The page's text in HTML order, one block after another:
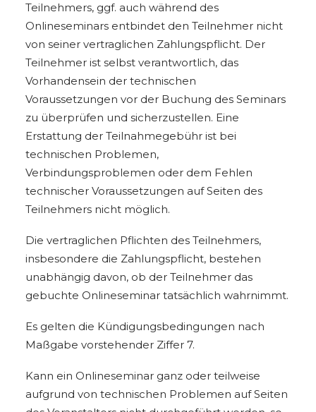
Teilnehmers, ggf. auch während des
Onlineseminars entbindet den Teilnehmer nicht
von seiner vertraglichen Zahlungspflicht. Der
Teilnehmer ist selbst verantwortlich, das
Vorhandensein der technischen
Voraussetzungen vor der Buchung des Seminars
zu überprüfen und sicherzustellen. Eine
Erstattung der Teilnahmegebühr ist bei
technischen Problemen,
Verbindungsproblemen oder dem Fehlen
technischer Voraussetzungen auf Seiten des
Teilnehmers nicht möglich.
Die vertraglichen Pflichten des Teilnehmers,
insbesondere die Zahlungspflicht, bestehen
unabhängig davon, ob der Teilnehmer das
gebuchte Onlineseminar tatsächlich wahrnimmt.
Es gelten die Kündigungsbedingungen nach
Maßgabe vorstehender Ziffer 7.
Kann ein Onlineseminar ganz oder teilweise
aufgrund von technischen Problemen auf Seiten